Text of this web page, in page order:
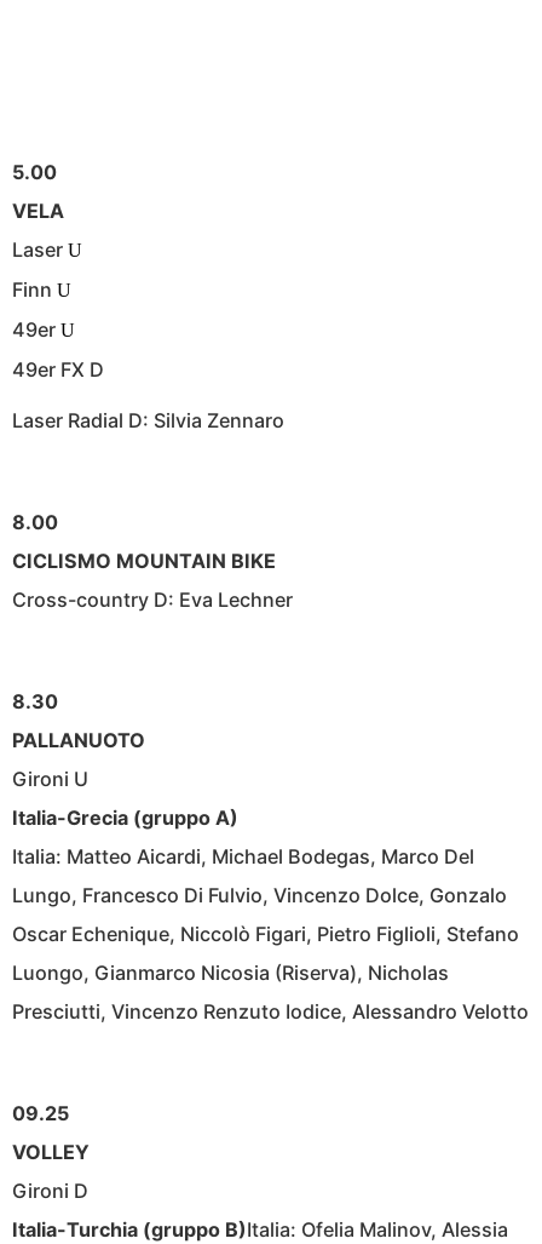
5.00
VELA
Laser U
Finn U
49er U
49er FX D
Laser Radial D: Silvia Zennaro
8.00
CICLISMO MOUNTAIN BIKE
Cross-country D: Eva Lechner
8.30
PALLANUOTO
Gironi U
Italia-Grecia (gruppo A)
Italia: Matteo Aicardi, Michael Bodegas, Marco Del
Lungo, Francesco Di Fulvio, Vincenzo Dolce, Gonzalo
Oscar Echenique, Niccolò Figari, Pietro Figlioli, Stefano
Luongo, Gianmarco Nicosia (Riserva), Nicholas
Presciutti, Vincenzo Renzuto Iodice, Alessandro Velotto
09.25
VOLLEY
Gironi D
Italia-Turchia (gruppo B)Italia: Ofelia Malinov, Alessia